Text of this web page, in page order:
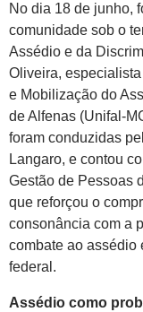
No dia 18 de junho,
comunidade sob o
Assédio e da
Oliveira,
e Mobilização do
de Alfenas (Unifal-
foram conduzidas
Langaro, e contou
Gestão de Pessoas
que reforçou o
consonância com a
combate ao assédio
federal.
Assédio como